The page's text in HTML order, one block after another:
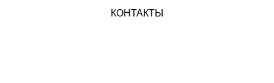
КОНТАКТЫ